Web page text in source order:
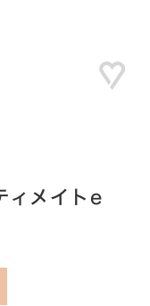
ィメイトe